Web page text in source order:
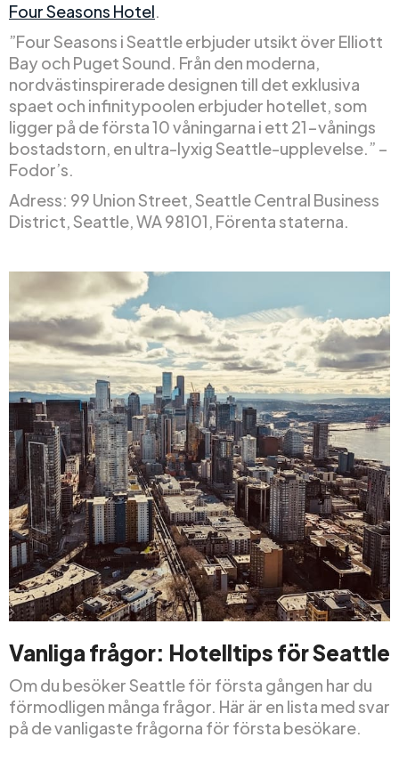
Four Seasons Hotel.
”Four Seasons i Seattle erbjuder utsikt över Elliott
Bay och Puget Sound. Från den moderna,
nordvästinspirerade designen till det exklusiva
spaet och infinitypoolen erbjuder hotellet, som
ligger på de första 10 våningarna i ett 21-vånings
bostadstorn, en ultra-lyxig Seattle-upplevelse.” –
Fodor’s.
Adress: 99 Union Street, Seattle Central Business
District, Seattle, WA 98101, Förenta staterna.
Vanliga frågor: Hotelltips för Seattle
Om du besöker Seattle för första gången har du
förmodligen många frågor. Här är en lista med svar
på de vanligaste frågorna för första besökare.